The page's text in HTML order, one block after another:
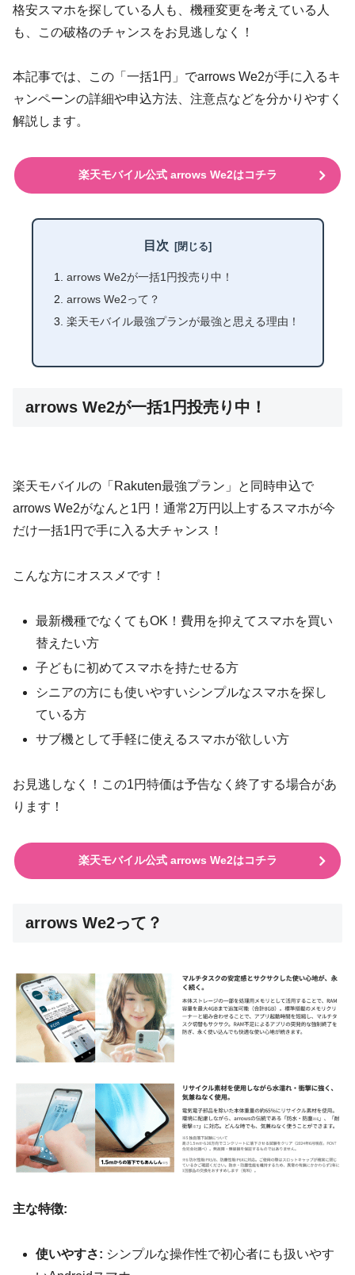
格安スマホを探している人も、機種変更を考えている人
も、この破格のチャンスをお見逃しなく！
本記事では、この「一括1円」でarrows We2が手に入るキ
ャンペーンの詳細や申込方法、注意点などを分かりやすく
解説します。
楽天モバイル公式 arrows We2はコチラ
目次
arrows We2が一括1円投売り中！
arrows We2って？
楽天モバイル最強プランが最強と思える理由！
arrows We2が一括1円投売り中！
楽天モバイルの「Rakuten最強プラン」と同時申込で
arrows We2がなんと1円！通常2万円以上するスマホが今
だけ一括1円で手に入る大チャンス！
こんな方にオススメです！
最新機種でなくてもOK！費用を抑えてスマホを買い
替えたい方
子どもに初めてスマホを持たせる方
シニアの方にも使いやすいシンプルなスマホを探し
ている方
サブ機として手軽に使えるスマホが欲しい方
お見逃しなく！この1円特価は予告なく終了する場合があ
ります！
楽天モバイル公式 arrows We2はコチラ
arrows We2って？
主な特徴:
使いやすさ: シンプルな操作性で初心者にも扱いやす